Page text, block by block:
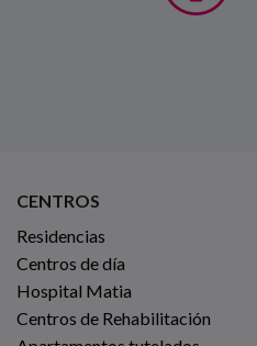
CENTROS
Residencias
Centros de día
Hospital Matia
Centros de Rehabilitación